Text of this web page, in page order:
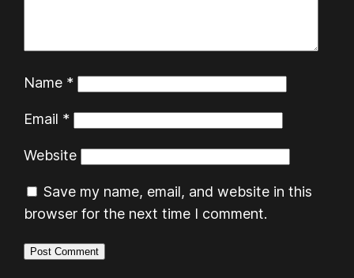
Name *
Email *
Website
Save my name, email, and website in this
browser for the next time I comment.